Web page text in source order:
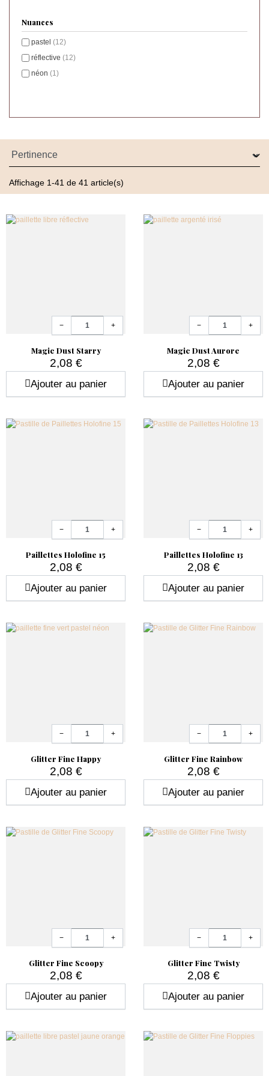
Excellente tenue et rendu professionnel
Contenance idéale pour usage en cabine (2 à 3g)
Nuances
pastel (12)
réflective (12)
néon (1)
Affichage 1-41 de 41 article(s)
Magic Dust Starry
2,08 €
− +
Ajouter au panier
Magic Dust Aurore
2,08 €
− +
Ajouter au panier
Paillettes Holofine 15
2,08 €
− +
Ajouter au panier
Paillettes Holofine 13
2,08 €
− +
Ajouter au panier
Glitter Fine Happy
2,08 €
− +
Ajouter au panier
Glitter Fine Rainbow
2,08 €
− +
Ajouter au panier
Glitter Fine Scoopy
2,08 €
− +
Ajouter au panier
Glitter Fine Twisty
2,08 €
− +
Ajouter au panier